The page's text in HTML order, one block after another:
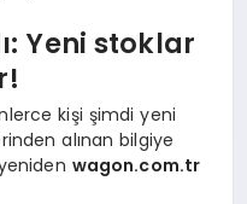
Yeni stoklar
kişi şimdi yeni
alınan bilgiye
wagon.com.tr